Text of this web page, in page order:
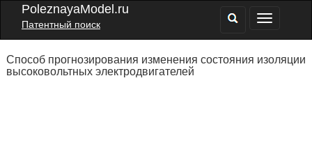
PoleznayaModel.ru
Патентный поиск
Способ прогнозирования изменения состояния изоляции
высоковольтных электродвигателей